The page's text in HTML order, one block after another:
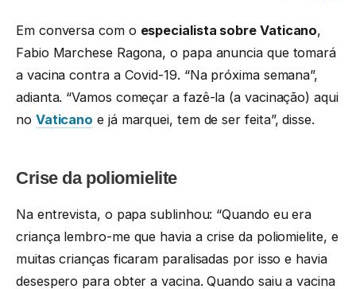
Em conversa com o especialista sobre Vaticano,
Fabio Marchese Ragona, o papa anuncia que tomará
a vacina contra a Covid-19. “Na próxima semana”,
adianta. “Vamos começar a fazê-la (a vacinação) aqui
no Vaticano e já marquei, tem de ser feita”, disse.
Crise da poliomielite
Na entrevista, o papa sublinhou: “Quando eu era
criança lembro-me que havia a crise da poliomielite, e
muitas crianças ficaram paralisadas por isso e havia
desespero para obter a vacina. Quando saiu a vacina